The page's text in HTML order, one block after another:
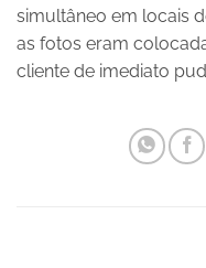
simultâneo em locais
as fotos eram
cliente de imediato